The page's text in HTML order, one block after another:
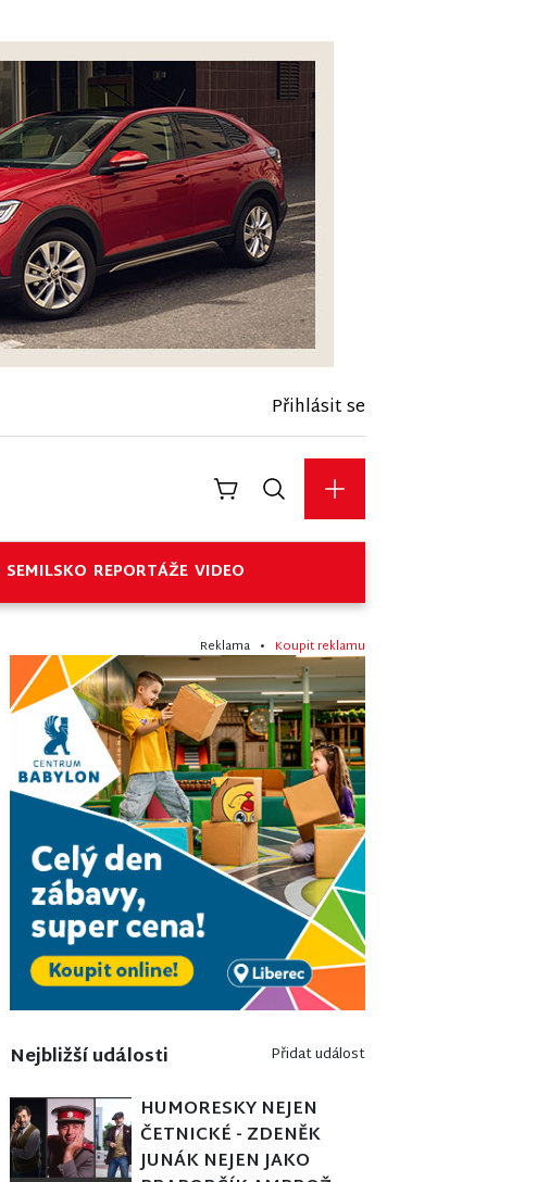
Přihlásit se
SEMILSKO REPORTÁŽE VIDEO
Reklama • Koupit reklamu
Nejbližší události Přidat událost
HUMORESKY NEJEN
ČETNICKÉ - ZDENĚK
JUNÁK NEJEN JAKO